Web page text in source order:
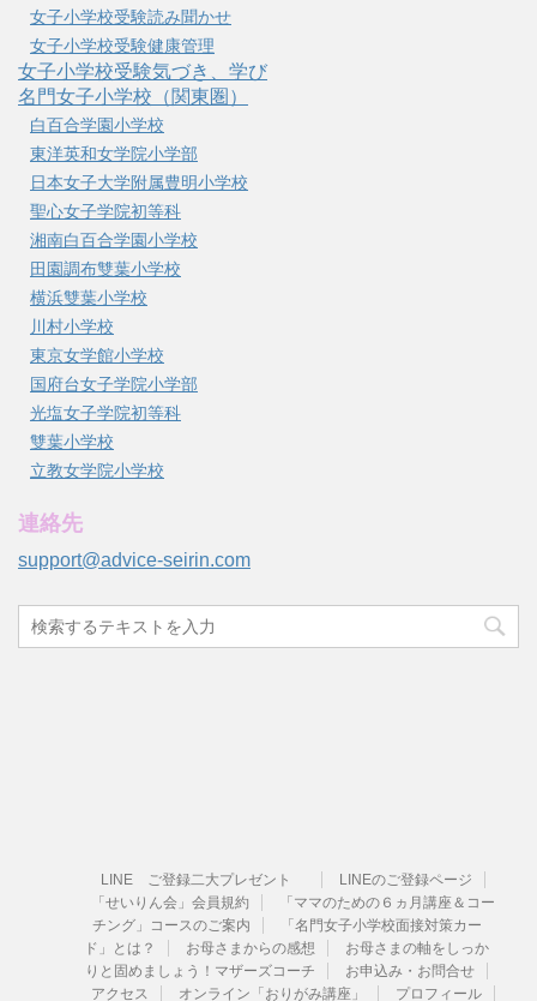
女子小学校受験読み聞かせ
女子小学校受験健康管理
女子小学校受験気づき、学び
名門女子小学校（関東圏）
白百合学園小学校
東洋英和女学院小学部
日本女子大学附属豊明小学校
聖心女子学院初等科
湘南白百合学園小学校
田園調布雙葉小学校
横浜雙葉小学校
川村小学校
東京女学館小学校
国府台女子学院小学部
光塩女子学院初等科
雙葉小学校
立教女学院小学校
連絡先
support@advice-seirin.com
LINE ご登録二大プレゼント
LINEのご登録ページ
「せいりん会」会員規約
「ママのための６ヵ月講座＆コー
チング」コースのご案内
「名門女子小学校面接対策カー
ド」とは？
お母さまからの感想
お母さまの軸をしっか
りと固めましょう！マザーズコーチ
お申込み・お問合せ
アクセス
オンライン「おりがみ講座」 プロフィール